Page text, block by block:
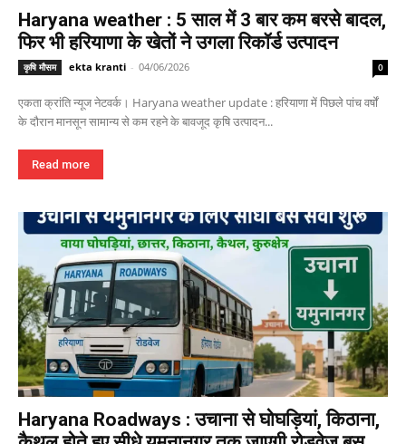
Haryana weather : 5 साल में 3 बार कम बरसे बादल,
फिर भी हरियाणा के खेतों ने उगला रिकॉर्ड उत्पादन
कृषि मौसम ekta kranti - 04/06/2026 0
एकता क्रांति न्यूज नेटवर्क। Haryana weather update : हरियाणा में पिछले पांच वर्षों
के दौरान मानसून सामान्य से कम रहने के बावजूद कृषि उत्पादन...
Read more
Haryana Roadways : उचाना से घोघड़ियां, किठाना,